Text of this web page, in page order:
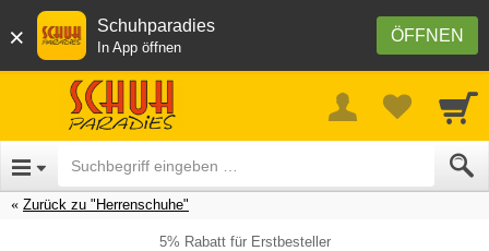
× ÖFFNEN
Schuhparadies
In App öffnen
Zurück zu "Herrenschuhe"
5% Rabatt für Erstbesteller